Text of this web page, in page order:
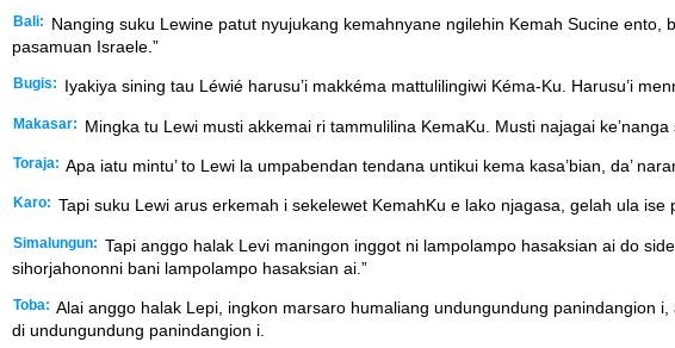
Bali:
Nanging suku Lewine patut nyujukang kemahnyane ngilehin Kemah Sucine
pasamuan Israele.”
Bugis: Iyakiya sining tau Léwié harusu’i makkéma mattulilingiwi Kéma-Ku. Harusu’i
Makasar: Mingka tu Lewi musti akkemai ri tammulilina KemaKu. Musti najagai
Toraja: Apa iatu mintu’ to Lewi la umpabendan tendana untikui kema kasa’bian, da’
Karo: Tapi suku Lewi arus erkemah i sekelewet KemahKu e lako njagasa, gelah ula
Simalungun: Tapi anggo halak Levi maningon inggot ni lampolampo hasaksian ai do
sihorjahononni bani lampolampo hasaksian ai.”
Toba: Alai anggo halak Lepi, ingkon marsaro humaliang undungundung panindangion
di undungundung panindangion i.